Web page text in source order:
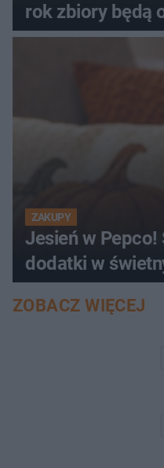
rok zbiory będą
ZAKUPY
Jesień w
dodatki w
ZOBACZ WIĘCEJ